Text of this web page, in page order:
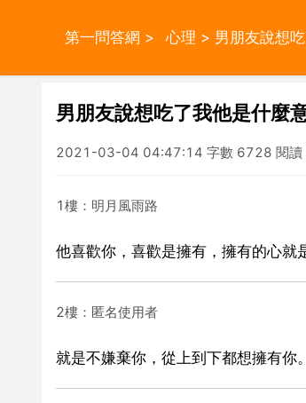
第一問答網 > 心理 > 男朋友說想
男朋友說想吃了我他是什麼
2021-03-04 04:47:14 字數 6728 閱
1樓：明月風雨路
他喜歡你，喜歡是擁有，擁有的心就
2樓：匿名使用者
就是不嫌棄你，從上到下都想擁有你。